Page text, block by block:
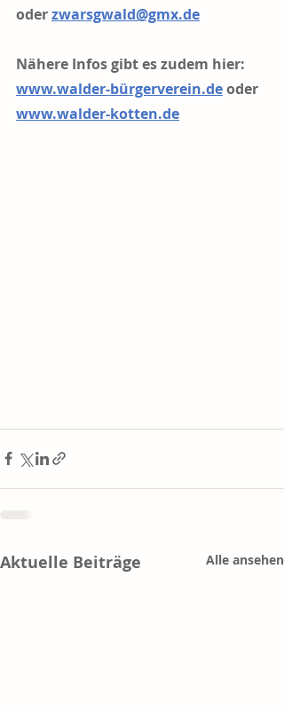
oder zwarsgwald@gmx.de
Nähere Infos gibt es zudem hier:
www.walder-bürgerverein.de oder
www.walder-kotten.de
Aktuelle Beiträge Alle ansehen